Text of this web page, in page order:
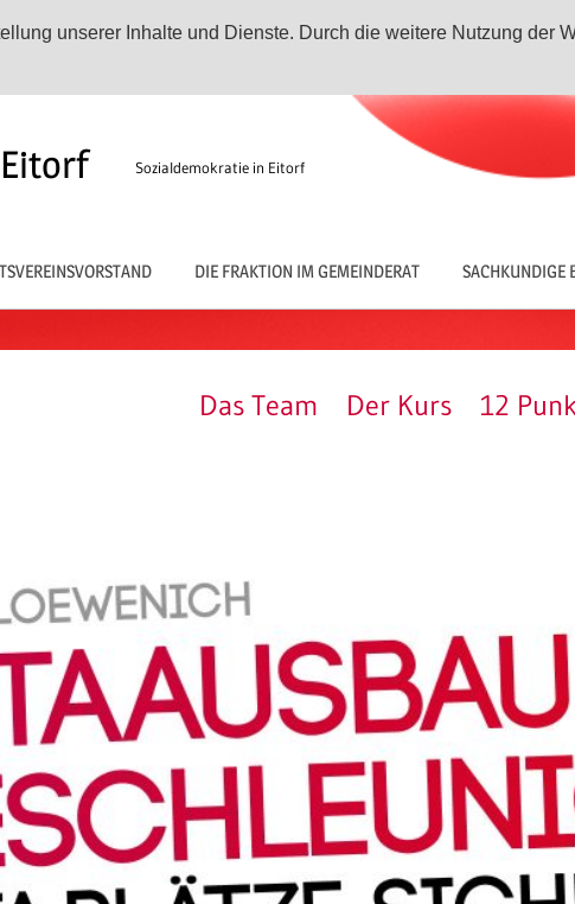
unserer Inhalte und Dienste. Durch die weitere Nutzung der
Sozialdemokratie in Eitorf
DIE FRAKTION IM GEMEINDERAT SACHKUNDIGE
Das Team Der Kurs 12